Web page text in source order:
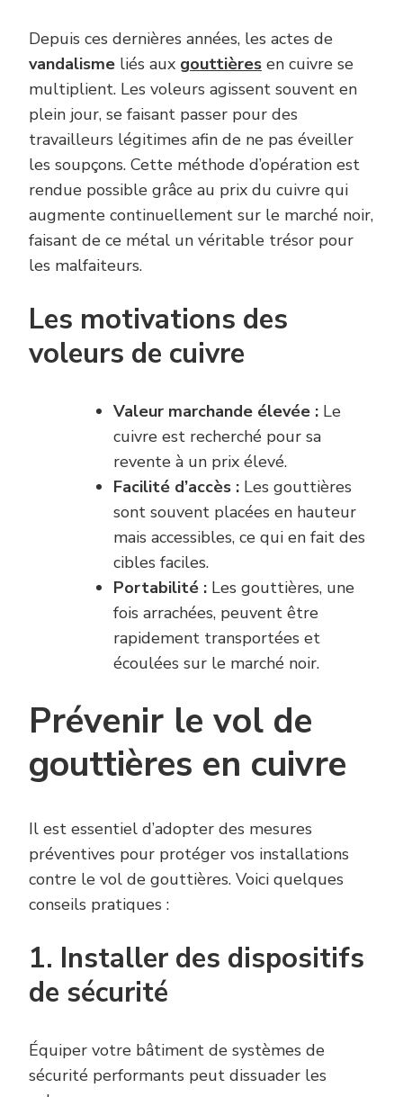
Depuis ces dernières années, les actes de
vandalisme liés aux gouttières en cuivre se
multiplient. Les voleurs agissent souvent en
plein jour, se faisant passer pour des
travailleurs légitimes afin de ne pas éveiller
les soupçons. Cette méthode d’opération est
rendue possible grâce au prix du cuivre qui
augmente continuellement sur le marché noir,
faisant de ce métal un véritable trésor pour
les malfaiteurs.
Les motivations des
voleurs de cuivre
Valeur marchande élevée : Le
cuivre est recherché pour sa
revente à un prix élevé.
Facilité d’accès : Les gouttières
sont souvent placées en hauteur
mais accessibles, ce qui en fait des
cibles faciles.
Portabilité : Les gouttières, une
fois arrachées, peuvent être
rapidement transportées et
écoulées sur le marché noir.
Prévenir le vol de
gouttières en cuivre
Il est essentiel d’adopter des mesures
préventives pour protéger vos installations
contre le vol de gouttières. Voici quelques
conseils pratiques :
1. Installer des dispositifs
de sécurité
Équiper votre bâtiment de systèmes de
sécurité performants peut dissuader les